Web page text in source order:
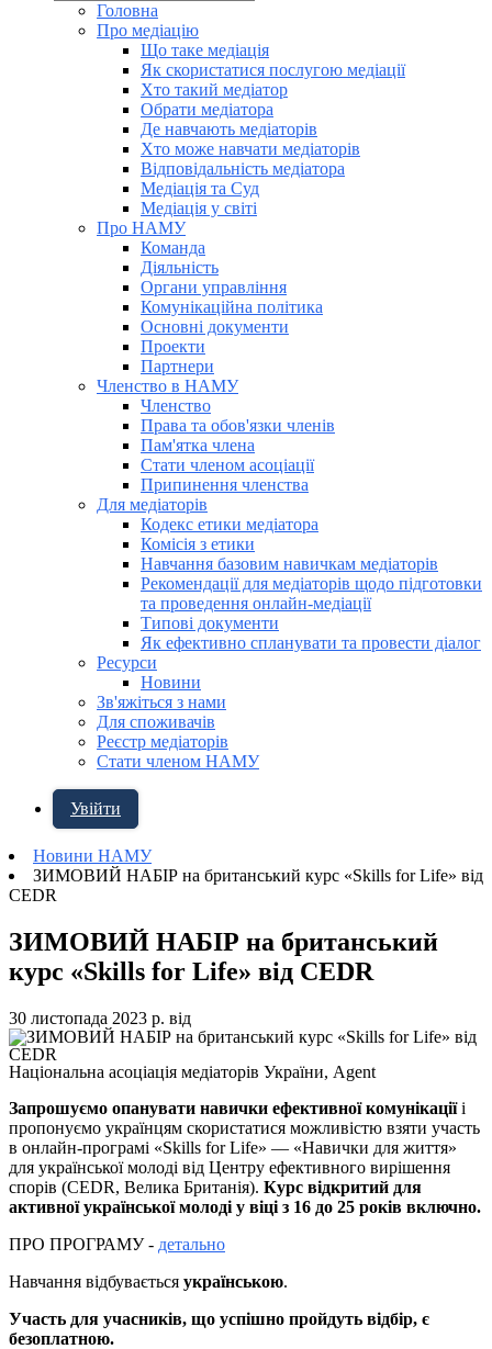
Головна
Про медіацію
Що таке медіація
Як скористатися послугою медіації
Хто такий медіатор
Обрати медіатора
Де навчають медіаторів
Хто може навчати медіаторів
Відповідальність медіатора
Медіація та Суд
Медіація у світі
Про НАМУ
Команда
Діяльність
Органи управління
Комунікаційна політика
Основні документи
Проекти
Партнери
Членство в НАМУ
Членство
Права та обов'язки членів
Пам'ятка члена
Стати членом асоціації
Припинення членства
Для медіаторів
Кодекс етики медіатора
Комісія з етики
Навчання базовим навичкам медіаторів
Рекомендації для медіаторів щодо підготовки
та проведення онлайн-медіації
Типові документи
Як ефективно спланувати та провести діалог
Ресурси
Новини
Зв'яжіться з нами
Для споживачів
Реєстр медіаторів
Стати членом НАМУ
Увійти
Новини НАМУ
ЗИМОВИЙ НАБІР на британський курс «Skills for Life» від
CEDR
ЗИМОВИЙ НАБІР на британський
курс «Skills for Life» від CEDR
30 листопада 2023 р. від
Національна асоціація медіаторів України, Agent
Запрошуємо опанувати навички ефективної комунікаціїі
пропонуємо українцям скористатися можливістю взяти участь
в онлайн-програмі «Skills for Life» — «Навички для життя»
для української молоді від Центру ефективного вирішення
спорів (CEDR, Велика Британія). Курс відкритий для
активної української молоді у віці з 16 до 25 років включно.
ПРО ПРОГРАМУ - детально
Навчання відбувається українською.
Участь для учасників, що успішно пройдуть відбір, є
безоплатною.